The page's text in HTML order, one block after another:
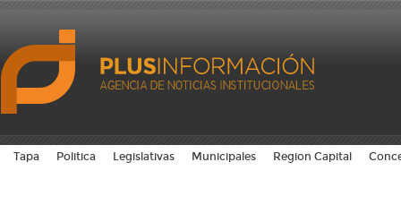
Tapa Politica Legislativas Municipales Region Capital